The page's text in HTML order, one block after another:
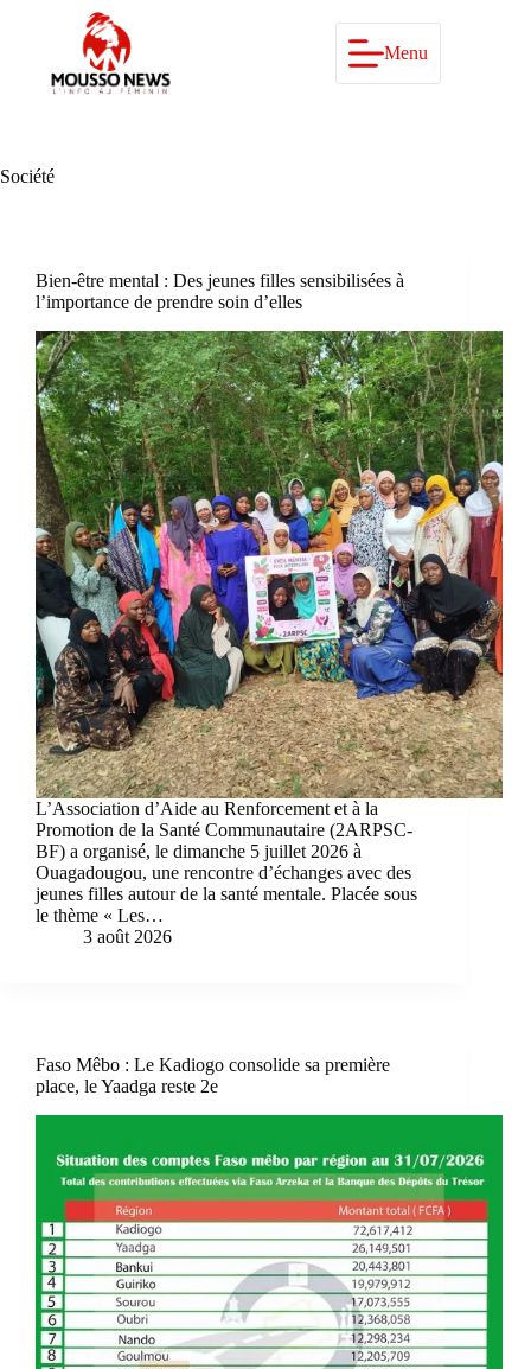
Menu
Société
Bien-être mental : Des jeunes filles sensibilisées à
l’importance de prendre soin d’elles
L’Association d’Aide au Renforcement et à la
Promotion de la Santé Communautaire (2ARPSC-
BF) a organisé, le dimanche 5 juillet 2026 à
Ouagadougou, une rencontre d’échanges avec des
jeunes filles autour de la santé mentale. Placée sous
le thème « Les…
3 août 2026
Faso Mêbo : Le Kadiogo consolide sa première
place, le Yaadga reste 2e